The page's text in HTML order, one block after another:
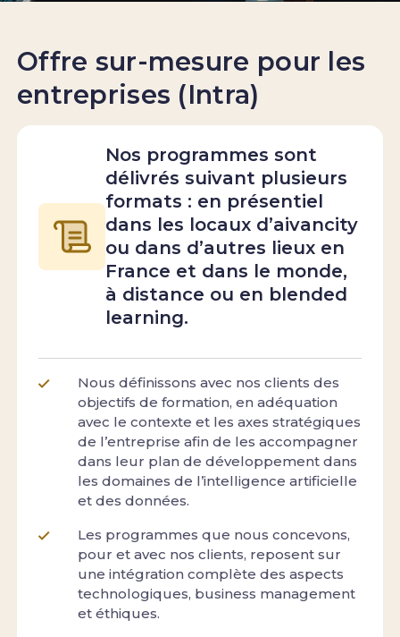
Offre sur-mesure pour les
entreprises (Intra)
Nos programmes sont
délivrés suivant plusieurs
formats : en présentiel
dans les locaux d’aivancity
ou dans d’autres lieux en
France et dans le monde,
à distance ou en blended
learning.
Nous définissons avec nos clients des
objectifs de formation, en adéquation
avec le contexte et les axes stratégiques
de l’entreprise afin de les accompagner
dans leur plan de développement dans
les domaines de l’intelligence artificielle
et des données.
Les programmes que nous concevons,
pour et avec nos clients, reposent sur
une intégration complète des aspects
technologiques, business management
et éthiques.